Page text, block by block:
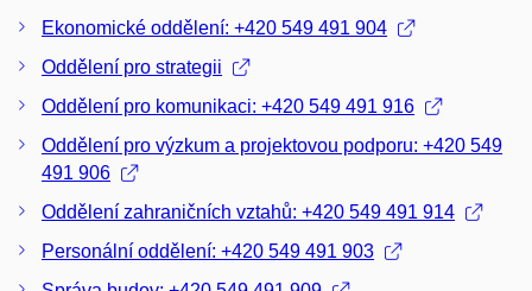
Ekonomické oddělení: +420 549 491 904
Oddělení pro strategii
Oddělení pro komunikaci: +420 549 491 916
Oddělení pro výzkum a projektovou podporu: +420 549
491 906
Oddělení zahraničních vztahů: +420 549 491 914
Personální oddělení: +420 549 491 903